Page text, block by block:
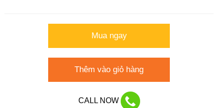
Mua ngay
Thêm vào giỏ hàng
CALL NOW